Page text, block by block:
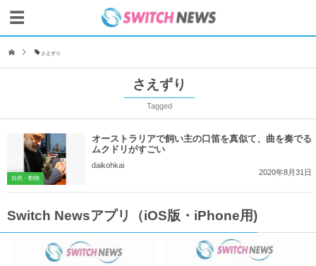
さえずり
さえずり
Tagged
自然・動物
オーストラリアで飼い主の口笛を真似て、曲を奏でる
ムクドリがすごい
daikohkai
2020年8月31日
Switch Newsアプリ（iOS版・iPhone用)